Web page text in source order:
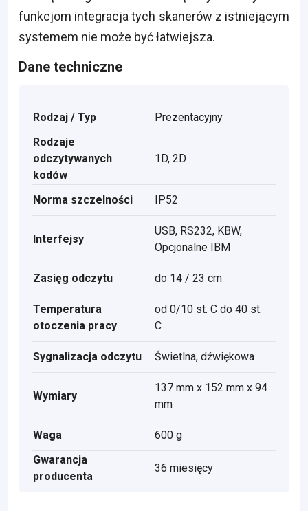
funkcjom integracja tych skanerów z istniejącym
systemem nie może być łatwiejsza.
Dane techniczne
Rodzaj / Typ
Prezentacyjny
Rodzaje
odczytywanych
kodów
1D, 2D
Norma szczelności IP52
Interfejsy
USB, RS232, KBW,
Opcjonalne IBM
Zasięg odczytu do 14 / 23 cm
Temperatura
otoczenia pracy
od 0/10 st. C do 40 st.
C
Sygnalizacja odczytu Świetlna, dźwiękowa
Wymiary
137 mm x 152 mm x 94
mm
Waga
600 g
Gwarancja
producenta
36 miesięcy